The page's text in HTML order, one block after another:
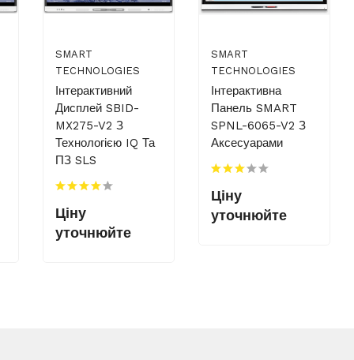
SMART
TECHNOLOGIES
Інтерактивний
Дисплей SBID-
MX275-V2 З
Технологією IQ Та
ПЗ SLS
Ціну
уточнюйте
SMART
TECHNOLOGIES
Інтерактивна
Панель SMART
SPNL-6065-V2 З
Аксесуарами
Ціну
уточнюйте